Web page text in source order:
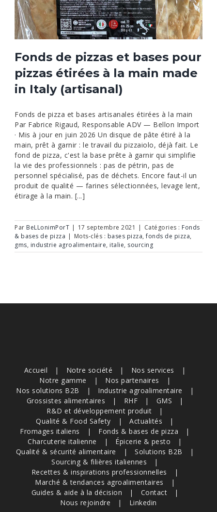
Fonds de pizzas et bases pour
pizzas étirées à la main made
in Italy (artisanal)
Fonds de pizza et bases artisanales étirées à la main
Par Fabrice Rigaud, Responsable ADV — Bellon Import
· Mis à jour en juin 2026 Un disque de pâte étiré à la
main, prêt à garnir : le travail du pizzaiolo, déjà fait. Le
fond de pizza, c'est la base prête à garnir qui simplifie
la vie des professionnels : pas de pétrin, pas de
personnel spécialisé, pas de déchets. Encore faut-il un
produit de qualité — farines sélectionnées, levage lent,
étirage à la main. [...]
Par BeLLonimPorT | 17 septembre 2021 | Catégories : Fonds
& bases de pizza | Mots-clés : bases pizza,fonds de pizza,
gms, industrie agroalimentaire, italie, sourcing
Accueil Notre société
Nos services
Notre gamme
Nos partenaires
Nos solutions B2B
Industrie agroalimentaire
Grossistes alimentaires
RHF
GMS
R&D et développement produit
Qualité & Food Safety
Actualités
Fromages italiens
Fonds & bases de pizza
Charcuterie italienne
Épicerie & pesto
Qualité & sécurité alimentaire
Solutions B2B
Sourcing & filières italiennes
Recettes & inspirations professionnelles
Marché & tendances agroalimentaires
Guides & aide à la décision
Contact
Nous rejoindre
Linkedin